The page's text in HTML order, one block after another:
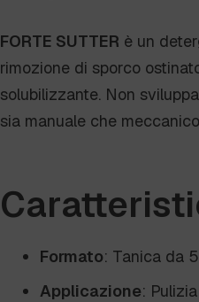
FORTE SUTTER è un
rimozione di sporco
solubilizzante. Non
sia manuale che
Formato: Tanica da
Applicazione: